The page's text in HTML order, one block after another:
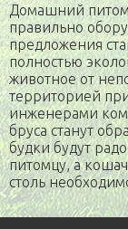
Домашний
правильно
предложения
полностью
животное от
территорией
инженерами
бруса станут
будки будут
питомцу, а
столь